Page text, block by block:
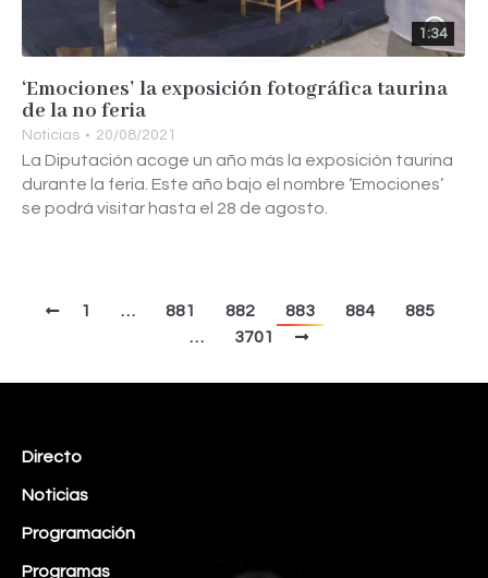
1:34
‘Emociones’ la exposición fotográfica taurina
de la no feria
Noticias 20/08/2021
La Diputación acoge un año más la exposición taurina
durante la feria. Este año bajo el nombre ‘Emociones’
se podrá visitar hasta el 28 de agosto.
1 … 881 882 883 884
885
…
3701
Directo
Noticias
Programación
Programas